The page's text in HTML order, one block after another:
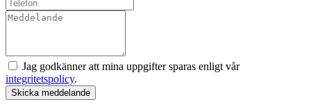
Jag godkänner att mina uppgifter sparas enligt vår
integritetspolicy.
Skicka meddelande